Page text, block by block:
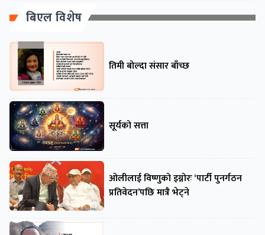
बिएल विशेष
तिमी बोल्दा संसार बाँच्छ
सूर्यको सत्ता
ओलीलाई विष्णुको इग्नोरः ‘पार्टी पुनर्गठन
प्रतिवेदन’पछि मात्रै भेट्ने